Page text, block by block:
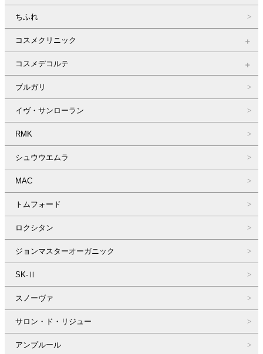
ちふれ
コスメクリニック
コスメデコルテ
ブルガリ
イヴ・サンローラン
RMK
シュウウエムラ
MAC
トムフォード
ロクシタン
ジョンマスターオーガニック
SK-Ⅱ
スノーヴァ
サロン・ド・リジュー
アンプルール